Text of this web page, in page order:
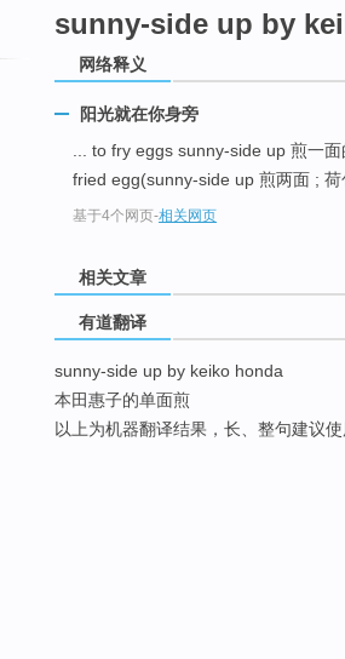
sunny-side up by
网络释义
阳光就在你身旁
... to fry eggs sunny-side up 煎一
fried egg(sunny-side up 煎两面 ; 荷
基于4个网页-相关网页
相关文章
有道翻译
sunny-side up by keiko honda
本田惠子的单面煎
以上为机器翻译结果，长、整句建议使